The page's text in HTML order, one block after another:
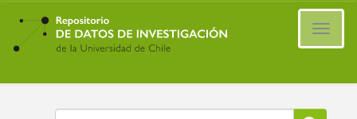
Ir
contenido
principal
Buscar